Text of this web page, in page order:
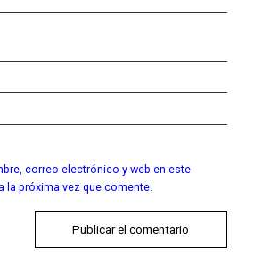
correo electrónico y web en este
la próxima vez que comente.